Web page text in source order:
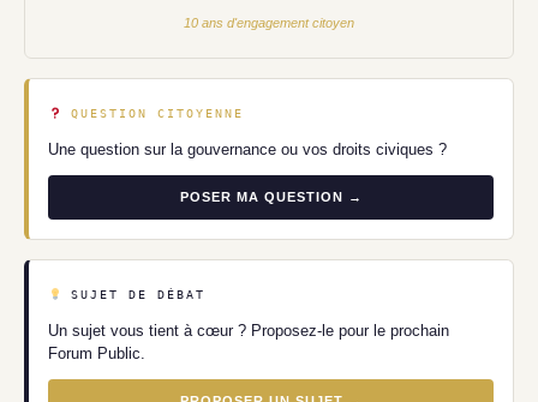
10 ans d'engagement citoyen
QUESTION CITOYENNE
Une question sur la gouvernance ou vos droits civiques ?
POSER MA QUESTION →
SUJET DE DÉBAT
Un sujet vous tient à cœur ? Proposez-le pour le prochain
Forum Public.